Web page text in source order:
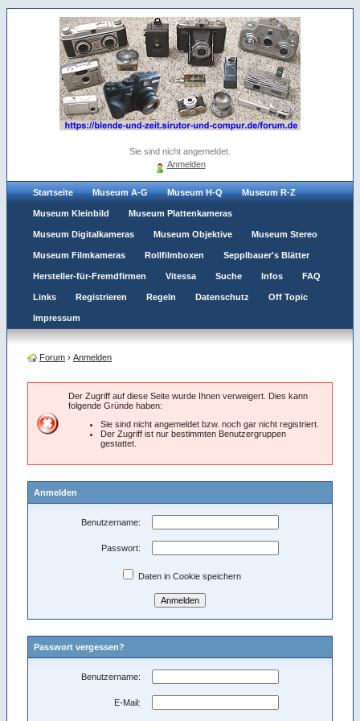
Sie sind nicht angemeldet.
Anmelden
Startseite Museum A-G Museum H-Q Museum R-Z
Museum Kleinbild Museum Plattenkameras
Museum Digitalkameras Museum Objektive Museum Stereo
Museum Filmkameras Rollfilmboxen Sepplbauer's Blätter
Hersteller-für-Fremdfirmen Vitessa Suche Infos FAQ
Links Registrieren Regeln Datenschutz Off Topic
Impressum
Forum › Anmelden
Der Zugriff auf diese Seite wurde Ihnen verweigert. Dies kann
folgende Gründe haben:
Sie sind nicht angemeldet bzw. noch gar nicht registriert.
Der Zugriff ist nur bestimmten Benutzergruppen
gestattet.
Anmelden
Benutzername:
Passwort:
Daten in Cookie speichern
Passwort vergessen?
Benutzername:
E-Mail: